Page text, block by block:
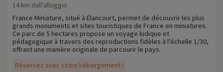
Réservez avec votre hébergement !
14 km dall'alloggio
France Miniature, situé à Élancourt, permet de découvrir les plus
grands monuments et sites touristiques de France en miniatures.
Ce parc de 5 hectares propose un voyage ludique et
pédagogique à travers des reproductions fidèles à l'échelle 1/30,
offrant une manière originale de parcourir le pays.